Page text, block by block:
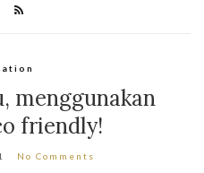
menggunakan
friendly!
No Comments